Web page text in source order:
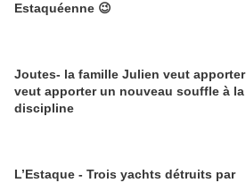
Estaquéenne 😉
Joutes- la famille Julien veut apporter
veut apporter un nouveau souffle à la
discipline
L’Estaque - Trois yachts détruits par